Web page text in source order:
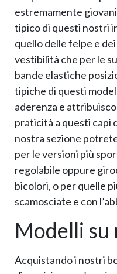
estremamente
tipico di questi nostri
quello delle felpe e
vestibilità che per le
bande elastiche
tipiche di questi
aderenza e
praticità a questi capi
nostra sezione
per le versioni più
regolabile oppure
bicolori, o per quelle
scamosciate e con
Modelli su
Acquistando i nostri